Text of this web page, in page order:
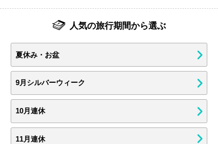
人気の旅行期間から選ぶ
夏休み・お盆
9月シルバーウィーク
10月連休
11月連休